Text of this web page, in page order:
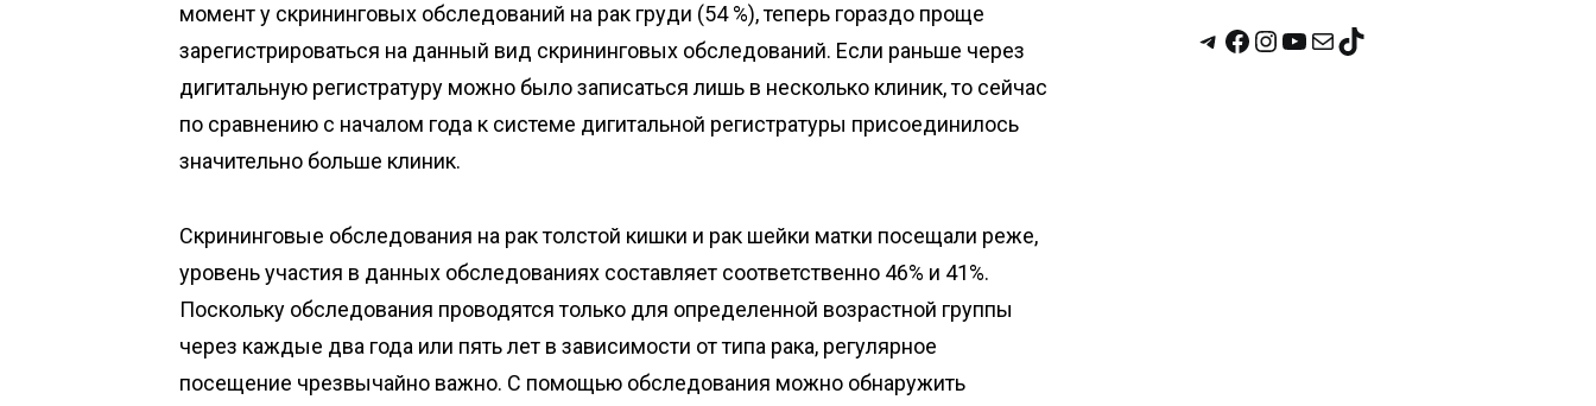
момент у скрининговых обследований на рак груди (54 %), теперь гораздо проще
зарегистрироваться на данный вид скрининговых обследований. Если раньше через
дигитальную регистратуру можно было записаться лишь в несколько клиник, то сейчас
по сравнению с началом года к системе дигитальной регистратуры присоединилось
значительно больше клиник.
Скрининговые обследования на рак толстой кишки и рак шейки матки посещали реже,
уровень участия в данных обследованиях составляет соответственно 46% и 41%.
Поскольку обследования проводятся только для определенной возрастной группы
через каждые два года или пять лет в зависимости от типа рака, регулярное
посещение чрезвычайно важно. С помощью обследования можно обнаружить